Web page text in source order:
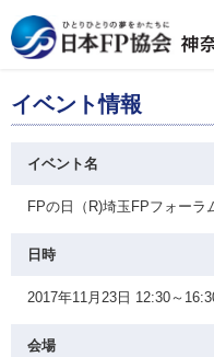
イベント情報
イベント名
FPの日（R)埼玉FPフォーラ
日時
2017年11月23日 12:30～
会場